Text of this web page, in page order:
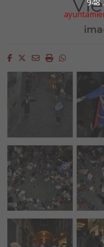
948
Facebook
Twitter
EmailImprimirWhatsapp